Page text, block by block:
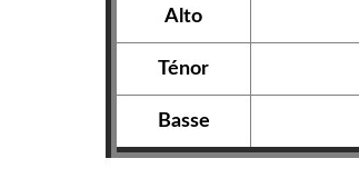
Alto
Ténor
Basse